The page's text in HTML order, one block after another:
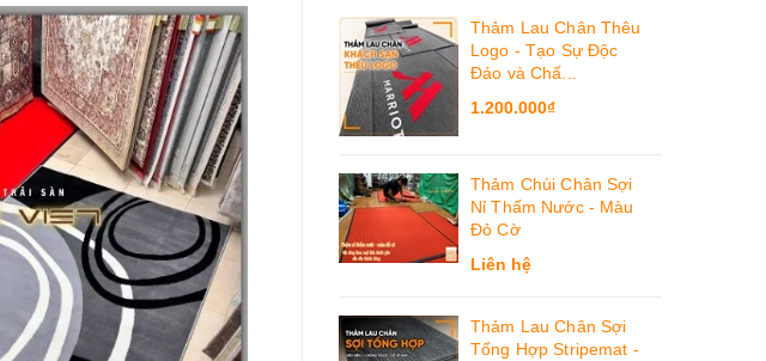
Thảm Lau Chân Thêu
Logo - Tạo Sự Độc
Đáo và Chấ...
1.200.000₫
Thảm Chùi Chân Sợi
Nỉ Thấm Nước - Màu
Đỏ Cờ
Liên hệ
Thảm Lau Chân Sợi
Tổng Hợp Stripemat -